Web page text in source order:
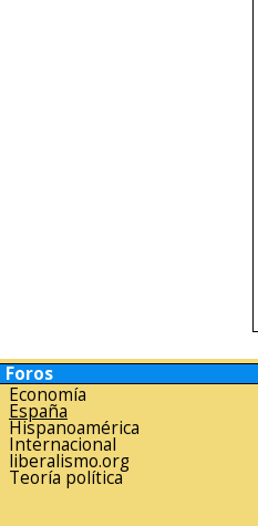
Foros
Economía
España
Hispanoamérica
Internacional
liberalismo.org
Teoría política